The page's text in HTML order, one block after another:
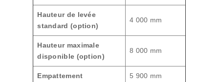
Hauteur de levée
standard (option)
4 000 mm
Hauteur maximale
disponible (option)
8 000 mm
Empattement 5 900 mm